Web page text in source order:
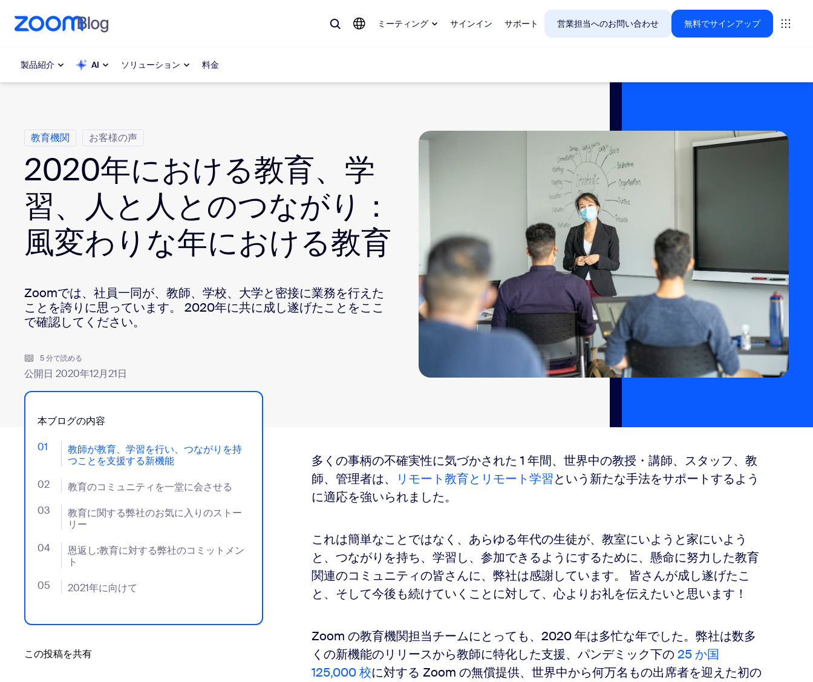
テンツへスキップ
ャットへスキップ
製品紹介 AI ソリューション 料金
ミーティング サインイン サポート 営業担当へのお問い合わせ 無料でサインアップ
Zoom Workplace
Zoomビジネスサービス
Zoom CX
Zoom AI
アプリと連携
注目を集めているもの、トレンドになっているもの、話題を呼んでいるもの — Zoomのお客様が今関心を寄せているソリューションをご紹
My Notes ミーティング
ZoomMate
電話 Canvas
CXインサイト
Bonsai
デスクトップにインストール
ダウンロードセンター
カ テ ゴ リ
教育機関 お客様の声
2020年における教育、学
習、人と人とのつながり：
風変わりな年における教育
Zoomでは、社員一同が、教師、学校、大学と密接に業務を行えた
ことを誇りに思っています。 2020年に共に成し遂げたことをここ
で確認してください。
5 分で読める
公開日 2020年12月21日
本ブログの内容
01
教師が教育、学習を行い、つながりを持
つことを支援する新機能
- Jumplink to 教師が教育、学習を行い、つながりを持つことを支援する新機能
02 教育のコミュニティを一堂に会させる
- Jumplink to 教育のコミュニティを一堂に会させる
03
教育に関する弊社のお気に入りのストー
リー
- Jumplink to 教育に関する弊社のお気に入りのストーリー
04
恩返し:教育に対する弊社のコミットメン
ト
- Jumplink to 恩返し:教育に対する弊社のコミットメント
05 2021年に向けて
- Jumplink to 2021年に向けて
この投稿を共有
多くの事柄の不確実性に気づかされた 1 年間、世界中の教授・講師、スタッフ、教
師、管理者は、
リモート教育とリモート学習という新たな手法をサポートするよう
に適応を強いられました。
これは簡単なことではなく、あらゆる年代の生徒が、教室にいようと家にいよう
と、つながりを持ち、学習し、参加できるようにするために、懸命に努力した教育
関連のコミュニティの皆さんに、弊社は感謝しています。 皆さんが成し遂げたこ
と、そして今後も続けていくことに対して、心よりお礼を伝えたいと思います！
Zoom の教育機関担当チームにとっても、2020 年は多忙な年でした。弊社は数多
くの新機能のリリースから教師に特化した支援、パンデミック下の 25 か国
125,000 校に対する Zoom の無償提供、世界中から何万名もの出席者を迎えた初の